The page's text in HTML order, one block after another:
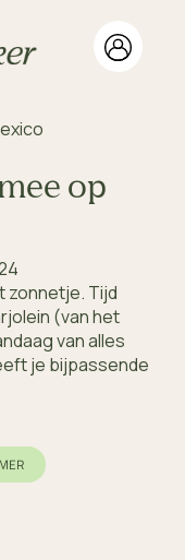
op
zonnetje. Tijd
(van het
van alles
je bijpassende